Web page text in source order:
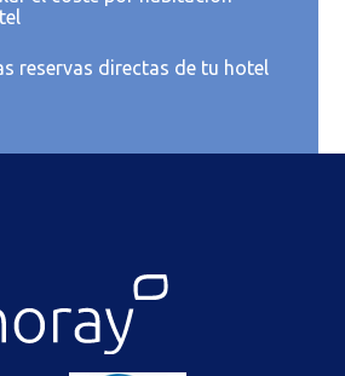
reservas directas de tu hotel